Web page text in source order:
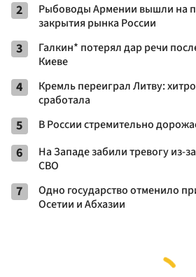
2
Рыбоводы Армении вышли на
закрытия рынка России
3
Галкин* потерял дар речи
Киеве
4
Кремль переиграл Литву:
сработала
5 В России стремительно
6
На Западе забили тревогу из-
СВО
7
Одно государство отменило
Осетии и Абхазии